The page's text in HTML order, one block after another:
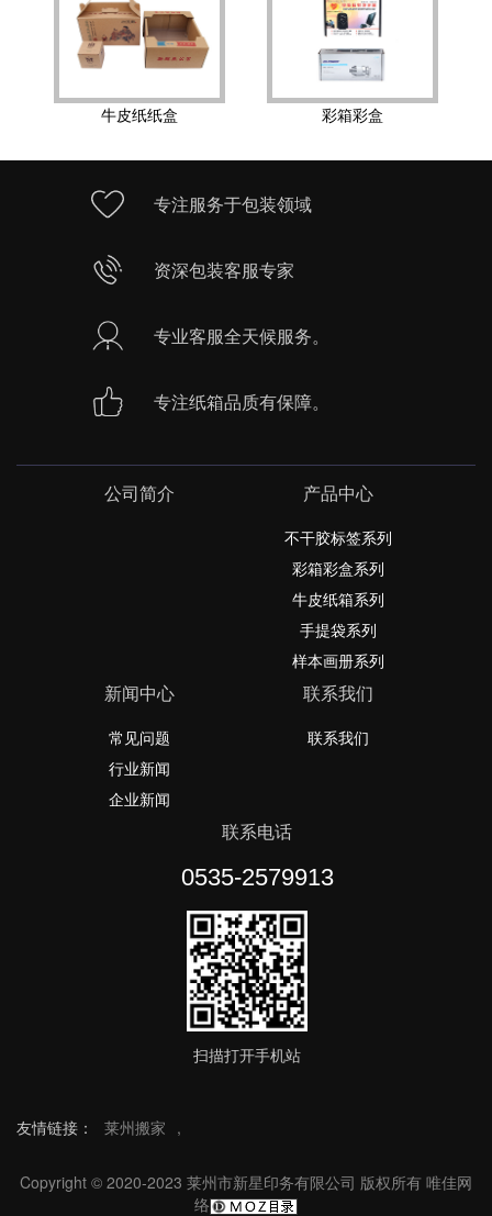
牛皮纸纸盒 彩箱彩盒
专注服务于包装领域
资深包装客服专家
专业客服全天候服务。
专注纸箱品质有保障。
公司简介 产品中心
不干胶标签系列
彩箱彩盒系列
牛皮纸箱系列
手提袋系列
样本画册系列
新闻中心
常见问题
行业新闻
企业新闻
联系我们
联系我们
联系电话
0535-2579913
扫描打开手机站
友情链接： 莱州搬家 ,
Copyright © 2020-2023 莱州市新星印务有限公司 版权所有 唯佳网
络